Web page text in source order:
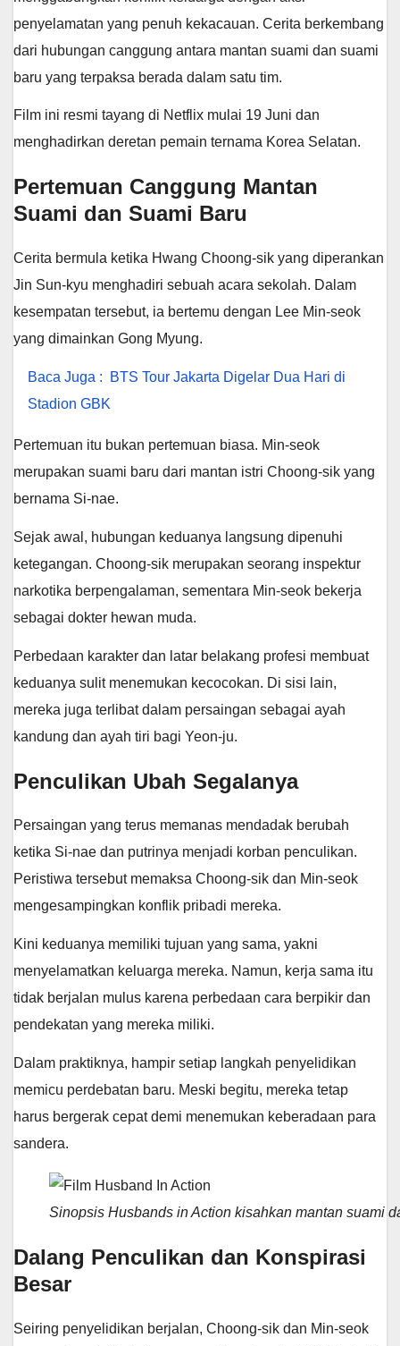
penyelamatan yang penuh kekacauan. Cerita berkembang
dari hubungan canggung antara mantan suami dan suami
baru yang terpaksa berada dalam satu tim.
Film ini resmi tayang di Netflix mulai 19 Juni dan
menghadirkan deretan pemain ternama Korea Selatan.
Pertemuan Canggung Mantan
Suami dan Suami Baru
Cerita bermula ketika Hwang Choong-sik yang diperankan
Jin Sun-kyu menghadiri sebuah acara sekolah. Dalam
kesempatan tersebut, ia bertemu dengan Lee Min-seok
yang dimainkan Gong Myung.
Baca Juga :
BTS Tour Jakarta Digelar Dua Hari di
Stadion GBK
Pertemuan itu bukan pertemuan biasa. Min-seok
merupakan suami baru dari mantan istri Choong-sik yang
bernama Si-nae.
Sejak awal, hubungan keduanya langsung dipenuhi
ketegangan. Choong-sik merupakan seorang inspektur
narkotika berpengalaman, sementara Min-seok bekerja
sebagai dokter hewan muda.
Perbedaan karakter dan latar belakang profesi membuat
keduanya sulit menemukan kecocokan. Di sisi lain,
mereka juga terlibat dalam persaingan sebagai ayah
kandung dan ayah tiri bagi Yeon-ju.
Penculikan Ubah Segalanya
Persaingan yang terus memanas mendadak berubah
ketika Si-nae dan putrinya menjadi korban penculikan.
Peristiwa tersebut memaksa Choong-sik dan Min-seok
mengesampingkan konflik pribadi mereka.
Kini keduanya memiliki tujuan yang sama, yakni
menyelamatkan keluarga mereka. Namun, kerja sama itu
tidak berjalan mulus karena perbedaan cara berpikir dan
pendekatan yang mereka miliki.
Dalam praktiknya, hampir setiap langkah penyelidikan
memicu perdebatan baru. Meski begitu, mereka tetap
harus bergerak cepat demi menemukan keberadaan para
sandera.
Sinopsis Husbands in Action kisahkan mantan suami
Dalang Penculikan dan Konspirasi
Besar
Seiring penyelidikan berjalan, Choong-sik dan Min-seok